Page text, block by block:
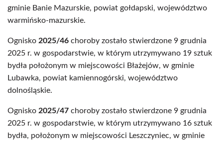
gminie Banie Mazurskie, powiat gołdapski, województwo
warmińsko-mazurskie.
Ognisko 2025/46 choroby zostało stwierdzone 9 grudnia
2025 r. w gospodarstwie, w którym utrzymywano 19 sztuk
bydła położonym w miejscowości Błażejów, w gminie
Lubawka, powiat kamiennogórski, województwo
dolnośląskie.
Ognisko 2025/47 choroby zostało stwierdzone 9 grudnia
2025 r. w gospodarstwie, w którym utrzymywano 16 sztuk
bydła, położonym w miejscowości Leszczyniec, w gminie